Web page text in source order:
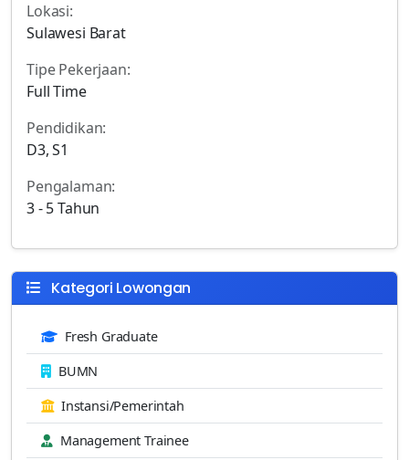
Lokasi:
Sulawesi Barat
Tipe Pekerjaan:
Full Time
Pendidikan:
D3, S1
Pengalaman:
3 - 5 Tahun
Kategori Lowongan
Fresh Graduate
BUMN
Instansi/Pemerintah
Management Trainee